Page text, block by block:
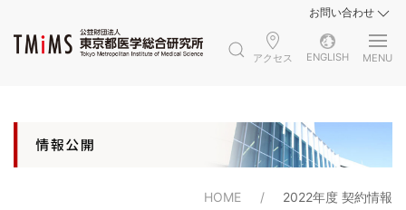
お問い合わせ
アクセス ENGLISH MENU
HOME 2022年度 契約情報